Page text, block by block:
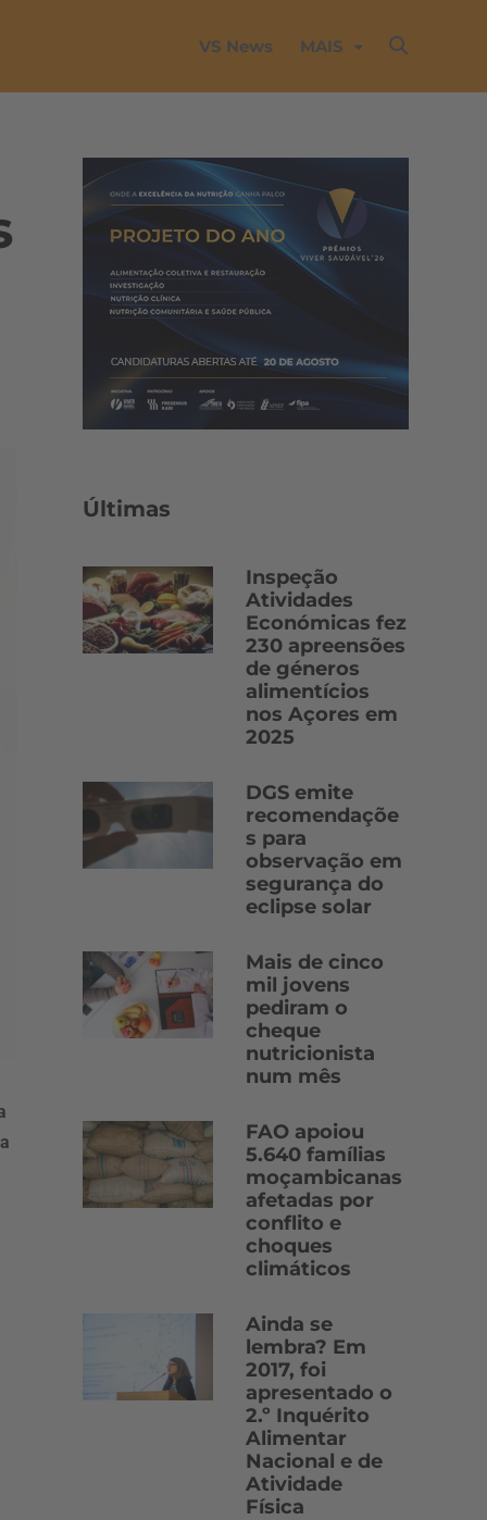
VS News MAIS
Últimas
Inspeção
Atividades
Económicas fez
230 apreensões
de géneros
alimentícios
nos Açores em
2025
DGS emite
recomendaçõe
s para
observação em
segurança do
eclipse solar
Mais de cinco
mil jovens
pediram o
cheque
nutricionista
num mês
FAO apoiou
5.640 famílias
moçambicanas
afetadas por
conflito e
choques
climáticos
Ainda se
lembra? Em
2017, foi
apresentado o
2.º Inquérito
Alimentar
Nacional e de
Atividade
Física